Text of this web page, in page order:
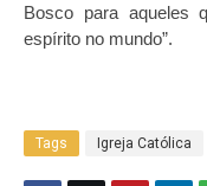
Bosco para aqueles
espírito no mundo”.
Tags Igreja Católica